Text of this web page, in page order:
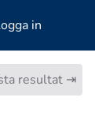
in
resultat ⇥